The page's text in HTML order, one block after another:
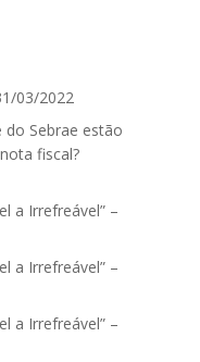
03/2022
Sebrae estão
fiscal?
a Irrefreável” –
a Irrefreável” –
a Irrefreável” –